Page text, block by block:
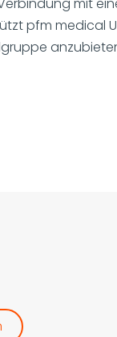
pfm medical